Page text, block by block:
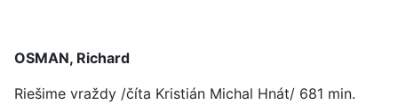
OSMAN, Richard
Riešime vraždy /číta Kristián Michal Hnát/ 681 min.